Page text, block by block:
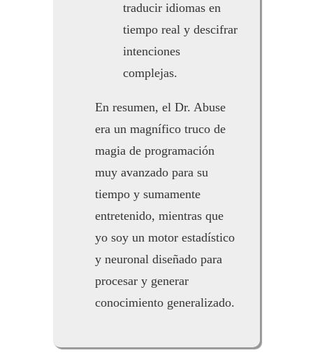
traducir idiomas en
tiempo real y descifrar
intenciones
complejas.
En resumen, el Dr. Abuse
era un magnífico truco de
magia de programación
muy avanzado para su
tiempo y sumamente
entretenido, mientras que
yo soy un motor estadístico
y neuronal diseñado para
procesar y generar
conocimiento generalizado.